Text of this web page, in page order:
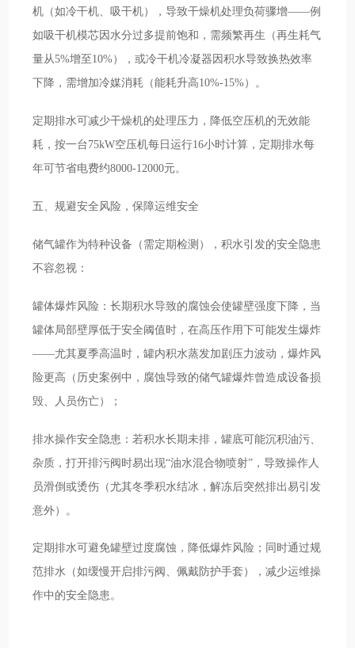
机（如冷干机、吸干机），导致干燥机处理负荷骤增——例
如吸干机模芯因水分过多提前饱和，需频繁再生（再生耗气
量从5%增至10%），或冷干机冷凝器因积水导致换热效率
下降，需增加冷媒消耗（能耗升高10%-15%）。
定期排水可减少干燥机的处理压力，降低空压机的无效能
耗，按一台75kW空压机每日运行16小时计算，定期排水每
年可节省电费约8000-12000元。
五、规避安全风险，保障运维安全
储气罐作为特种设备（需定期检测），积水引发的安全隐患
不容忽视：
罐体爆炸风险：长期积水导致的腐蚀会使罐壁强度下降，当
罐体局部壁厚低于安全阈值时，在高压作用下可能发生爆炸
——尤其夏季高温时，罐内积水蒸发加剧压力波动，爆炸风
险更高（历史案例中，腐蚀导致的储气罐爆炸曾造成设备损
毁、人员伤亡）；
排水操作安全隐患：若积水长期未排，罐底可能沉积油污、
杂质，打开排污阀时易出现“油水混合物喷射”，导致操作人
员滑倒或烫伤（尤其冬季积水结冰，解冻后突然排出易引发
意外）。
定期排水可避免罐壁过度腐蚀，降低爆炸风险；同时通过规
范排水（如缓慢开启排污阀、佩戴防护手套），减少运维操
作中的安全隐患。